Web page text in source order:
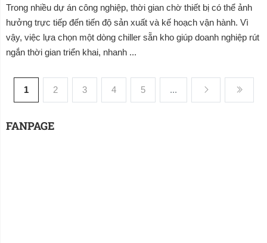
Trong nhiều dự án công nghiệp, thời gian chờ thiết bị có thể ảnh
hưởng trực tiếp đến tiến độ sản xuất và kế hoạch vận hành. Vì
vậy, việc lựa chọn một dòng chiller sẵn kho giúp doanh nghiệp rút
ngắn thời gian triển khai, nhanh ...
1 2 3 4 5 ...
FANPAGE